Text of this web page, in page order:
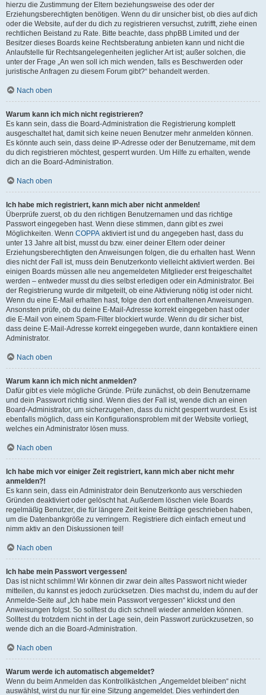
hierzu die Zustimmung der Eltern beziehungsweise des oder der
Erziehungsberechtigten benötigen. Wenn du dir unsicher bist, ob dies auf dich
oder die Website, auf der du dich zu registrieren versuchst, zutrifft, ziehe einen
rechtlichen Beistand zu Rate. Bitte beachte, dass phpBB Limited und der
Besitzer dieses Boards keine Rechtsberatung anbieten kann und nicht die
Anlaufstelle für Rechtsangelegenheiten jeglicher Art ist; außer solchen, die
unter der Frage „An wen soll ich mich wenden, falls es Beschwerden oder
juristische Anfragen zu diesem Forum gibt?“ behandelt werden.
Nach oben
Warum kann ich mich nicht registrieren?
Es kann sein, dass die Board-Administration die Registrierung komplett
ausgeschaltet hat, damit sich keine neuen Benutzer mehr anmelden können.
Es könnte auch sein, dass deine IP-Adresse oder der Benutzername, mit dem
du dich registrieren möchtest, gesperrt wurden. Um Hilfe zu erhalten, wende
dich an die Board-Administration.
Nach oben
Ich habe mich registriert, kann mich aber nicht anmelden!
Überprüfe zuerst, ob du den richtigen Benutzernamen und das richtige
Passwort eingegeben hast. Wenn diese stimmen, dann gibt es zwei
Möglichkeiten. Wenn COPPA aktiviert ist und du angegeben hast, dass du
unter 13 Jahre alt bist, musst du bzw. einer deiner Eltern oder deiner
Erziehungsberechtigten den Anweisungen folgen, die du erhalten hast. Wenn
dies nicht der Fall ist, muss dein Benutzerkonto vielleicht aktiviert werden. Bei
einigen Boards müssen alle neu angemeldeten Mitglieder erst freigeschaltet
werden – entweder musst du dies selbst erledigen oder ein Administrator. Bei
der Registrierung wurde dir mitgeteilt, ob eine Aktivierung nötig ist oder nicht.
Wenn du eine E-Mail erhalten hast, folge den dort enthaltenen Anweisungen.
Ansonsten prüfe, ob du deine E-Mail-Adresse korrekt eingegeben hast oder
die E-Mail von einem Spam-Filter blockiert wurde. Wenn du dir sicher bist,
dass deine E-Mail-Adresse korrekt eingegeben wurde, dann kontaktiere einen
Administrator.
Nach oben
Warum kann ich mich nicht anmelden?
Dafür gibt es viele mögliche Gründe. Prüfe zunächst, ob dein Benutzername
und dein Passwort richtig sind. Wenn dies der Fall ist, wende dich an einen
Board-Administrator, um sicherzugehen, dass du nicht gesperrt wurdest. Es ist
ebenfalls möglich, dass ein Konfigurationsproblem mit der Website vorliegt,
welches ein Administrator lösen muss.
Nach oben
Ich habe mich vor einiger Zeit registriert, kann mich aber nicht mehr
anmelden?!
Es kann sein, dass ein Administrator dein Benutzerkonto aus verschieden
Gründen deaktiviert oder gelöscht hat. Außerdem löschen viele Boards
regelmäßig Benutzer, die für längere Zeit keine Beiträge geschrieben haben,
um die Datenbankgröße zu verringern. Registriere dich einfach erneut und
nimm aktiv an den Diskussionen teil!
Nach oben
Ich habe mein Passwort vergessen!
Das ist nicht schlimm! Wir können dir zwar dein altes Passwort nicht wieder
mitteilen, du kannst es jedoch zurücksetzen. Dies machst du, indem du auf der
Anmelde-Seite auf „Ich habe mein Passwort vergessen“ klickst und den
Anweisungen folgst. So solltest du dich schnell wieder anmelden können.
Solltest du trotzdem nicht in der Lage sein, dein Passwort zurückzusetzen, so
wende dich an die Board-Administration.
Nach oben
Warum werde ich automatisch abgemeldet?
Wenn du beim Anmelden das Kontrollkästchen „Angemeldet bleiben“ nicht
auswählst, wirst du nur für eine Sitzung angemeldet. Dies verhindert den